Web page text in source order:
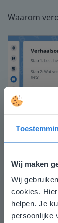
Wij maken
Wij
cookies.
helpen. Je
persoonlijke
Waarom
Daarna laat
oplossen
strategie ze
Je
Deze
Gezien je